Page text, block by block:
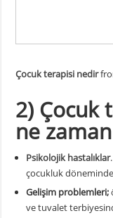
Çocuk terapisi nedir
2) Çocuk
ne
Psikolojik hastalıklar
çocukluk
Gelişim problemleri;
ve tuvalet